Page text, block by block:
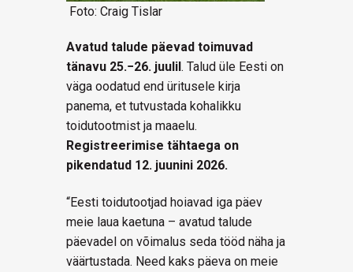
Foto: Craig Tislar
Avatud talude päevad toimuvad
tänavu 25.−26. juulil. Talud üle Eesti on
väga oodatud end üritusele kirja
panema, et tutvustada kohalikku
toidutootmist ja maaelu.
Registreerimise tähtaega on
pikendatud 12. juunini 2026.
“Eesti toidutootjad hoiavad iga päev
meie laua kaetuna – avatud talude
päevadel on võimalus seda tööd näha ja
väärtustada. Need kaks päeva on meie